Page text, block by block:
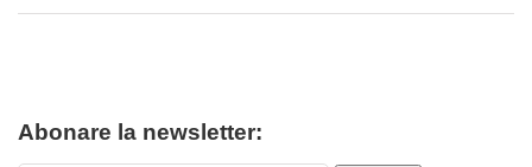
Abonare la newsletter: